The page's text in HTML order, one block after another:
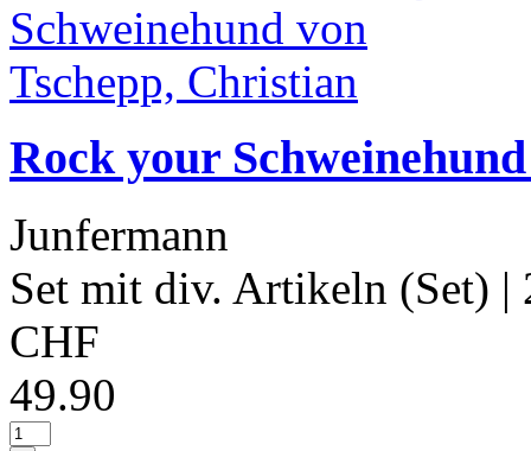
Rock your
Junfermann
Set mit div. Artikeln (Set) |
CHF
49.90